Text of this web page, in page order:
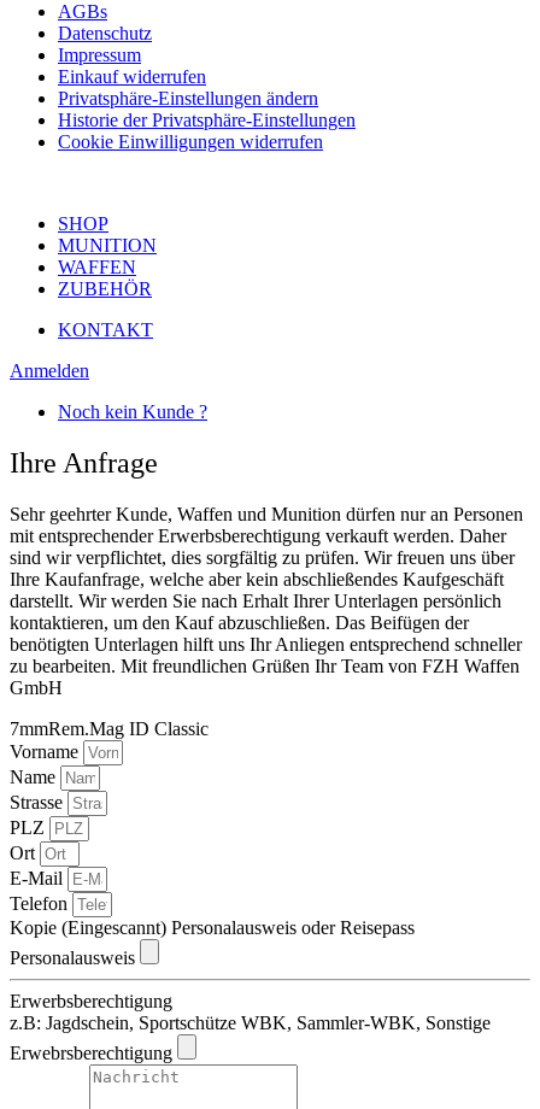
AGBs
Datenschutz
Impressum
Einkauf widerrufen
Privatsphäre-Einstellungen ändern
Historie der Privatsphäre-Einstellungen
Cookie Einwilligungen widerrufen
SHOP
MUNITION
WAFFEN
ZUBEHÖR
KONTAKT
Anmelden
Noch kein Kunde ?
Ihre Anfrage
Sehr geehrter Kunde, Waffen und Munition dürfen nur an Personen
mit entsprechender Erwerbsberechtigung verkauft werden. Daher
sind wir verpflichtet, dies sorgfältig zu prüfen. Wir freuen uns über
Ihre Kaufanfrage, welche aber kein abschließendes Kaufgeschäft
darstellt. Wir werden Sie nach Erhalt Ihrer Unterlagen persönlich
kontaktieren, um den Kauf abzuschließen. Das Beifügen der
benötigten Unterlagen hilft uns Ihr Anliegen entsprechend schneller
zu bearbeiten. Mit freundlichen Grüßen Ihr Team von FZH Waffen
GmbH
7mmRem.Mag ID Classic
Vorname
Name
Strasse
PLZ
Ort
E-Mail
Telefon
Kopie (Eingescannt) Personalausweis oder Reisepass
Personalausweis
Erwerbsberechtigung
z.B: Jagdschein, Sportschütze WBK, Sammler-WBK, Sonstige
Erwebrsberechtigung